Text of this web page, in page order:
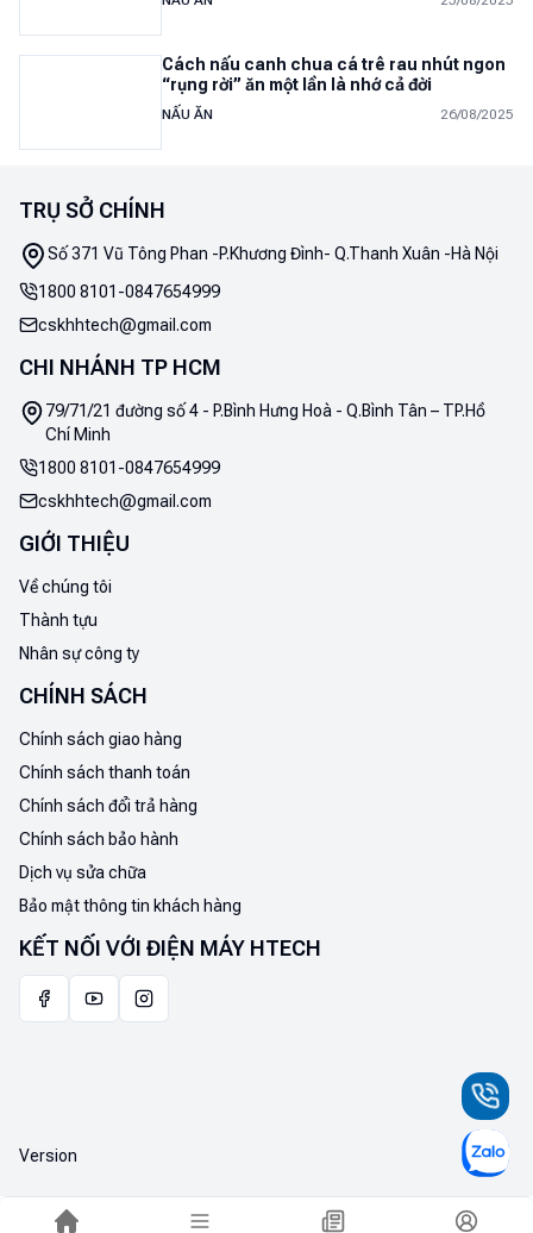
Cách nấu canh chua cá trê rau nhút ngon
“rụng rời” ăn một lần là nhớ cả đời
NẤU ĂN 26/08/2025
TRỤ SỞ CHÍNH
Số 371 Vũ Tông Phan -P.Khương Đình- Q.Thanh Xuân -Hà Nội
1800 8101 -0847654999
cskhhtech@gmail.com
CHI NHÁNH TP HCM
79/71/21 đường số 4 - P.Bình Hưng Hoà - Q.Bình Tân – TP.Hồ
Chí Minh
1800 8101 -0847654999
cskhhtech@gmail.com
GIỚI THIỆU
Về chúng tôi
Thành tựu
Nhân sự công ty
CHÍNH SÁCH
Chính sách giao hàng
Chính sách thanh toán
Chính sách đổi trả hàng
Chính sách bảo hành
Dịch vụ sửa chữa
Bảo mật thông tin khách hàng
KẾT NỐI VỚI ĐIỆN MÁY HTECH
Version